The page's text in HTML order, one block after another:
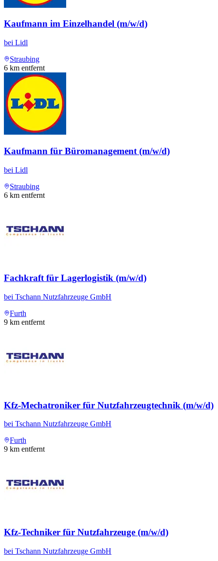
Kaufmann im Einzelhandel (m/w/d)
bei Lidl
Straubing
6 km entfernt
Kaufmann für Büromanagement (m/w/d)
bei Lidl
Straubing
6 km entfernt
Fachkraft für Lagerlogistik (m/w/d)
bei Tschann Nutzfahrzeuge GmbH
Furth
9 km entfernt
Kfz-Mechatroniker für Nutzfahrzeugtechnik (m/w/d)
bei Tschann Nutzfahrzeuge GmbH
Furth
9 km entfernt
Kfz-Techniker für Nutzfahrzeuge (m/w/d)
bei Tschann Nutzfahrzeuge GmbH